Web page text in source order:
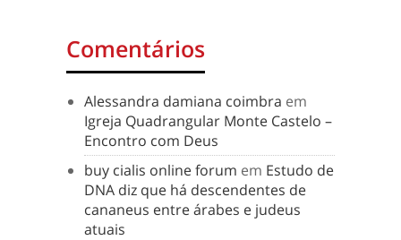
Comentários
Alessandra damiana coimbra em
Igreja Quadrangular Monte Castelo –
Encontro com Deus
buy cialis online forum em Estudo de
DNA diz que há descendentes de
cananeus entre árabes e judeus
atuais